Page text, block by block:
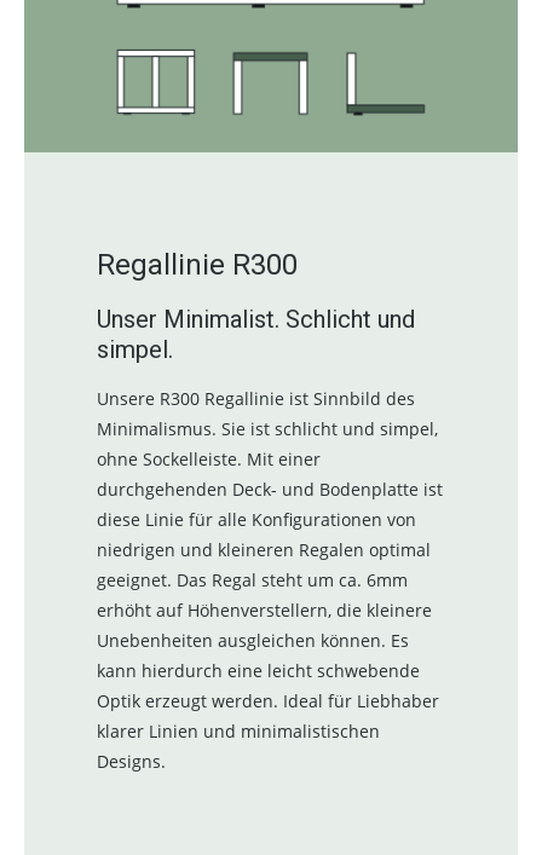
Regallinie R300
Unser Minimalist. Schlicht und
simpel.
Unsere R300 Regallinie ist Sinnbild des
Minimalismus. Sie ist schlicht und simpel,
ohne Sockelleiste. Mit einer
durchgehenden Deck- und Bodenplatte ist
diese Linie für alle Konfigurationen von
niedrigen und kleineren Regalen optimal
geeignet. Das Regal steht um ca. 6mm
erhöht auf Höhenverstellern, die kleinere
Unebenheiten ausgleichen können. Es
kann hierdurch eine leicht schwebende
Optik erzeugt werden. Ideal für Liebhaber
klarer Linien und minimalistischen
Designs.